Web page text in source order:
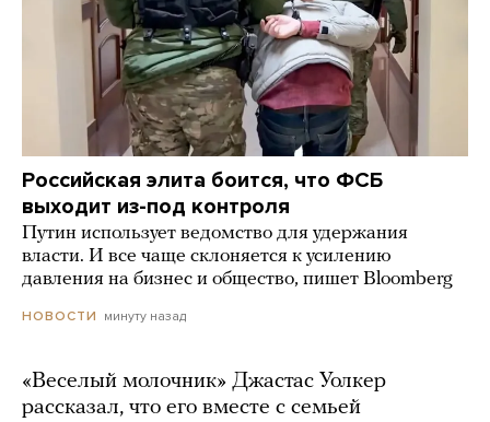
Российская элита боится, что ФСБ
выходит из-под контроля
Путин использует ведомство для удержания
власти. И все чаще склоняется к усилению
давления на бизнес и общество, пишет Bloomberg
НОВОСТИ минуту назад
«Веселый молочник» Джастас Уолкер
рассказал, что его вместе с семьей